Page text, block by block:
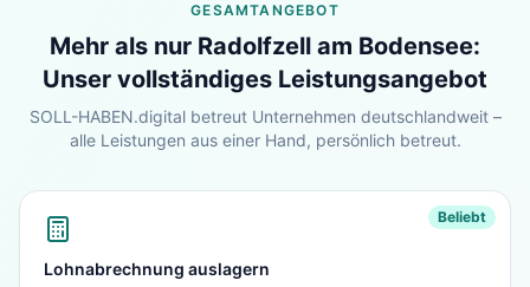
Sehen Sie unser komplettes Angebot für Ihr
Unternehmen – in 30 Sekunden alles auf einen
Blick.
Zur Startseite
GESAMTANGEBOT
Mehr als nur Radolfzell am Bodensee:
Unser vollständiges Leistungsangebot
SOLL-HABEN.digital betreut Unternehmen deutschlandweit –
alle Leistungen aus einer Hand, persönlich betreut.
Beliebt
Lohnabrechnung auslagern